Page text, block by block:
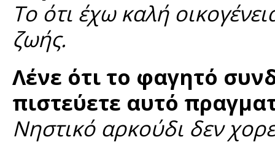
Το ότι έχω καλή
ζωής.
Λένε ότι το φαγητό
πιστεύετε αυτό
Νηστικό αρκούδι δεν